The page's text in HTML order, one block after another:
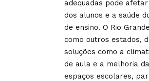
adequadas pode
dos alunos e a saúde
de ensino. O Rio
como outros estados,
soluções como a
de aula e a melhoria
espaços escolares,